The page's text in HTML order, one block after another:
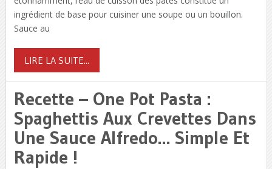
ingrédient de base pour cuisiner une soupe ou un bouillon.
Sauce au
LIRE LA SUITE...
Recette – One Pot Pasta :
Spaghettis Aux Crevettes Dans
Une Sauce Alfredo… Simple Et
Rapide !